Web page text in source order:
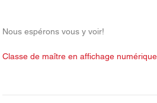
Nous espérons vous y voir!
Classe de maître en affichage numérique​